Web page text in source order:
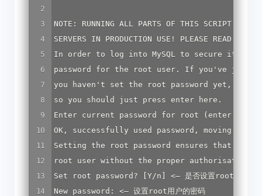
NOTE: RUNNING ALL PARTS OF THIS SCRIPT IS
SERVERS IN PRODUCTION USE! PLEASE READ EACH
In order to log into MySQL to secure it,
password for the root user. If you've just
you haven't set the root password yet, the
so you should just press enter here.
Enter current password for root (enter for
OK, successfully used password , moving
Setting the root password ensures that
root
user without the proper
authorisation.
Set
root password ? [Y/n ] <– 是否设置root
New
password: <– 设置root
用户的密码